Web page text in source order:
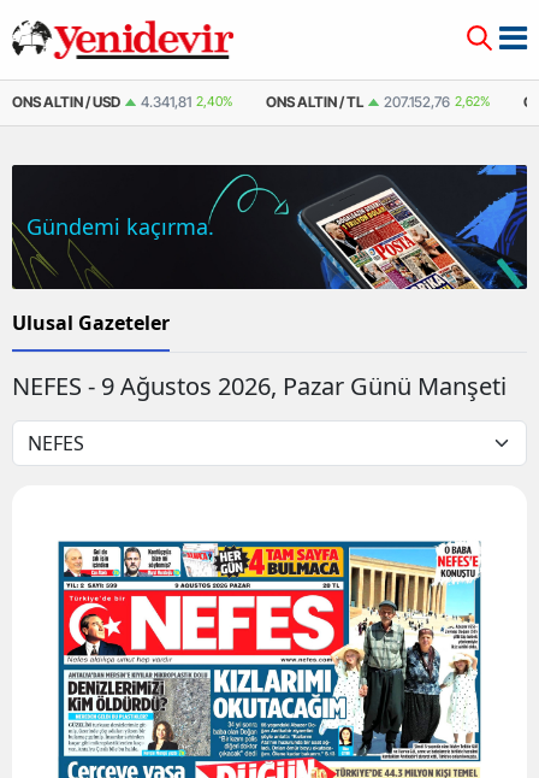
ONS ALTIN / USD 4.341,81 2,40% ONS ALTIN / TL 207.152,76 2,62%
Gündemi kaçırma.
Ulusal Gazeteler
NEFES - 9 Ağustos 2026, Pazar Günü Manşeti